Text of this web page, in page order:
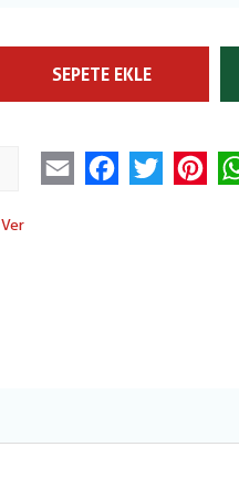
SEPETE EKLE
Email FacebookTwitter